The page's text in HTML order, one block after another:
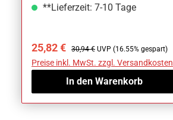
**Lieferzeit: 7-10 Tage
Verkaufspreis:
25,82 € Regulärer Preis:
30,94 € UVP (16.55% gespart)
Preise inkl. MwSt. zzgl. Versandkosten
In den Warenkorb